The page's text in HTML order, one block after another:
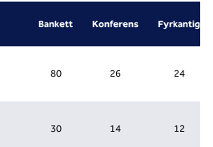
Bankett Konferens Fyrkantig
80 26 24
30 14 12